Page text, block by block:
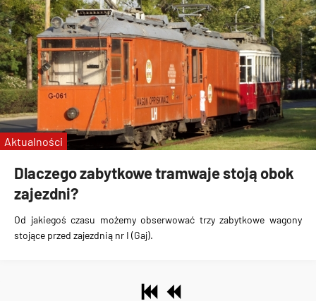
Dlaczego zabytkowe tramwaje stoją obok
zajezdni?
Od jakiegoś czasu możemy obserwować trzy zabytkowe wagony
stojące przed zajezdnią nr I (Gaj).
Aktualności